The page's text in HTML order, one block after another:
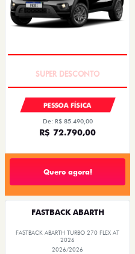
PESSOA FÍSICA
De: R$ 85.490,00
R$ 72.790,00
Quero agora!
FASTBACK ABARTH
FASTBACK ABARTH TURBO 270 FLEX AT
2026
2026/2026